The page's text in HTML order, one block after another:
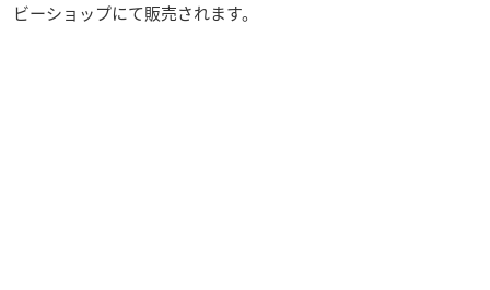
ビーショップにて販売されます。